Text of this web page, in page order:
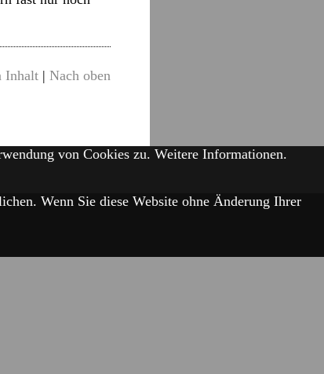
Inhalt | Nach oben
von Cookies zu. Weitere Informationen.
Wenn Sie diese Website ohne Änderung Ihrer